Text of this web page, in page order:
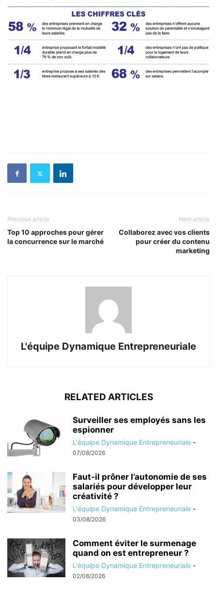
Previous article
Top 10 approches pour gérer
la concurrence sur le marché
Next article
Collaborez avec vos clients
pour créer du contenu
marketing
L'équipe Dynamique Entrepreneuriale
RELATED ARTICLES
Surveiller ses employés sans les
espionner
L'équipe Dynamique Entrepreneuriale -
07/08/2026
Faut-il prôner l’autonomie de ses
salariés pour développer leur
créativité ?
L'équipe Dynamique Entrepreneuriale -
03/08/2026
Comment éviter le surmenage
quand on est entrepreneur ?
L'équipe Dynamique Entrepreneuriale -
02/08/2026